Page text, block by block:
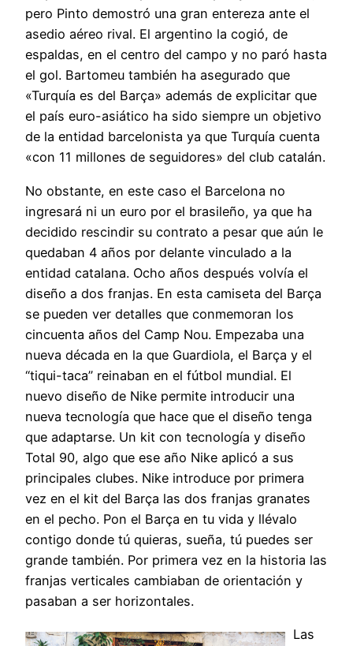
pero Pinto demostró una gran entereza ante el
asedio aéreo rival. El argentino la cogió, de
espaldas, en el centro del campo y no paró hasta
el gol. Bartomeu también ha asegurado que
«Turquía es del Barça» además de explicitar que
el país euro-asiático ha sido siempre un objetivo
de la entidad barcelonista ya que Turquía cuenta
«con 11 millones de seguidores» del club catalán.
No obstante, en este caso el Barcelona no
ingresará ni un euro por el brasileño, ya que ha
decidido rescindir su contrato a pesar que aún le
quedaban 4 años por delante vinculado a la
entidad catalana. Ocho años después volvía el
diseño a dos franjas. En esta camiseta del Barça
se pueden ver detalles que conmemoran los
cincuenta años del Camp Nou. Empezaba una
nueva década en la que Guardiola, el Barça y el
“tiqui-taca” reinaban en el fútbol mundial. El
nuevo diseño de Nike permite introducir una
nueva tecnología que hace que el diseño tenga
que adaptarse. Un kit con tecnología y diseño
Total 90, algo que ese año Nike aplicó a sus
principales clubes. Nike introduce por primera
vez en el kit del Barça las dos franjas granates
en el pecho. Pon el Barça en tu vida y llévalo
contigo donde tú quieras, sueña, tú puedes ser
grande también. Por primera vez en la historia las
franjas verticales cambiaban de orientación y
pasaban a ser horizontales.
Las